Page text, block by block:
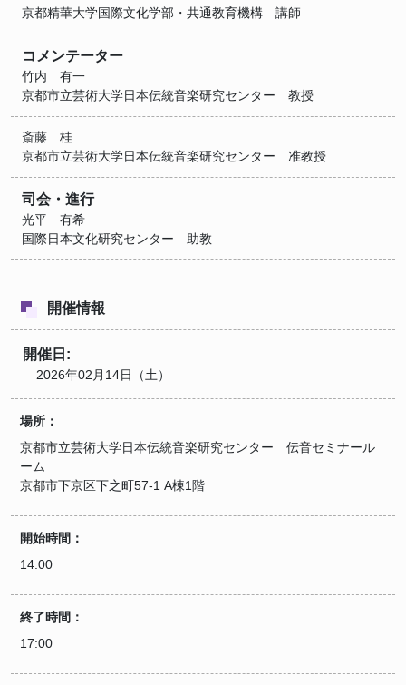
京都精華大学国際文化学部・共通教育機構 講師
コメンテーター
竹内 有一
京都市立芸術大学日本伝統音楽研究センター 教授
斎藤 桂
京都市立芸術大学日本伝統音楽研究センター 准教授
司会・進行
光平 有希
国際日本文化研究センター 助教
開催情報
開催日:
2026年02月14日（土）
場所：
京都市立芸術大学日本伝統音楽研究センター 伝音セミナール
ーム
京都市下京区下之町57-1 A棟1階
開始時間：
14:00
終了時間：
17:00